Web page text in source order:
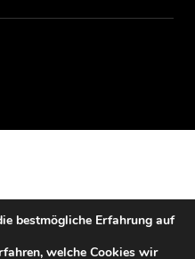
bestmögliche Erfahrung auf
welche Cookies wir